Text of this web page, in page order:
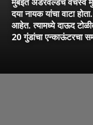
दया नायक यांचा वाटा
आहेत. त्यामध्ये दाऊद
20 गुंडांचा एन्काऊंटरचा